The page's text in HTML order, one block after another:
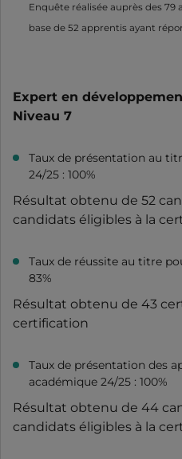
Enquête réalisée auprès des 79
base de 52 apprentis ayant
Expert en
Niveau 7
Taux de présentation au
24/25 : 100%
Résultat obtenu de 52
candidats éligibles à la
Taux de réussite au titre
83%
Résultat obtenu de 43
certification
Taux de présentation des
académique 24/25 : 100%
Résultat obtenu de 44
candidats éligibles à la